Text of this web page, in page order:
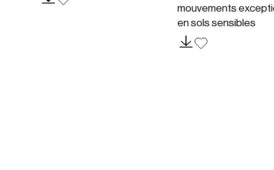
mouvements
en sols sensibles